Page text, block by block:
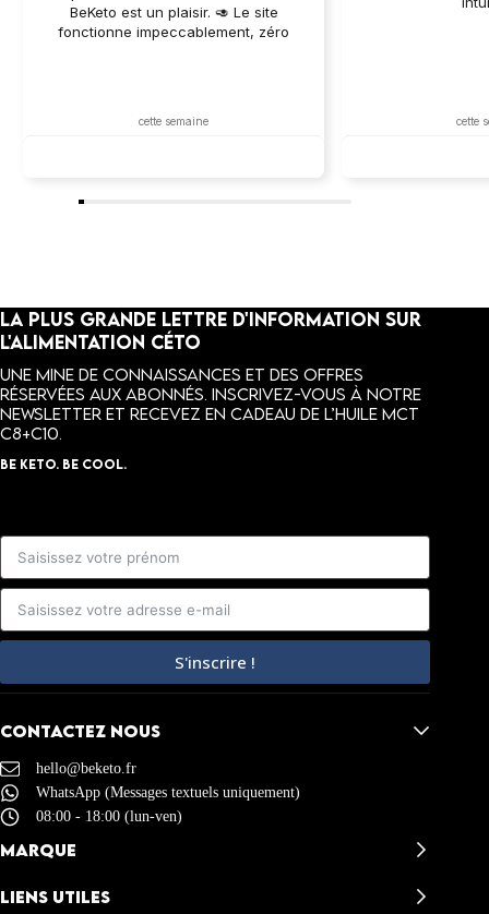
Xavier, c'est merveilleux que BeKeto
BeKeto est un plaisir. 🥑 Le site
fonctionne impeccablement, zéro
cette semaine cette
LA PLUS GRANDE LETTRE D'INFORMATION SUR
L'ALIMENTATION CÉTO
Une mine de connaissances et des offres
réservées aux abonnés. INSCRIVEZ-VOUS À NOTRE
NEWSLETTER ET RECEVEZ EN CADEAU DE L’HUILE MCT
C8+C10.
BE KETO. BE COOL.
S'inscrire !
Contactez nous
hello@beketo.fr
WhatsApp (Messages textuels uniquement)
08:00 - 18:00 (lun-ven)
MARQUE
L’histoire de BeKeto
LIENS UTILES